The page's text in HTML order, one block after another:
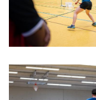
Rhönradturnen
Schwimmen
Sportschießen
Tennis
Tischtennis